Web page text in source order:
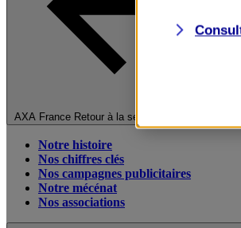
AXA France Retour à la section précédente
Notre histoire
Nos chiffres clés
Nos campagnes publicitaires
Notre mécénat
Nos associations